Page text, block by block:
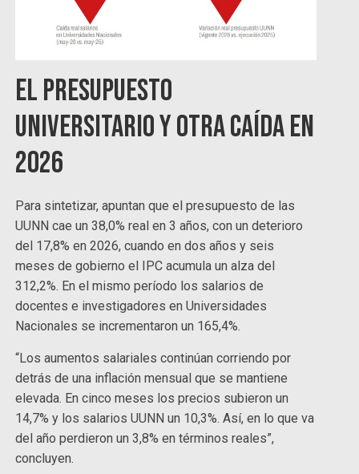
El presupuesto
universitario y otra caída en
2026
Para sintetizar, apuntan que el presupuesto de las
UUNN cae un 38,0% real en 3 años, con un deterioro
del 17,8% en 2026, cuando en dos años y seis
meses de gobierno el IPC acumula un alza del
312,2%. En el mismo período los salarios de
docentes e investigadores en Universidades
Nacionales se incrementaron un 165,4%.
“Los aumentos salariales continúan corriendo por
detrás de una inflación mensual que se mantiene
elevada. En cinco meses los precios subieron un
14,7% y los salarios UUNN un 10,3%. Así, en lo que va
del año perdieron un 3,8% en términos reales”,
concluyen.